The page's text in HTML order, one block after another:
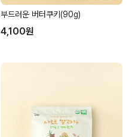
부드러운 버터쿠키(90g)
4,100원